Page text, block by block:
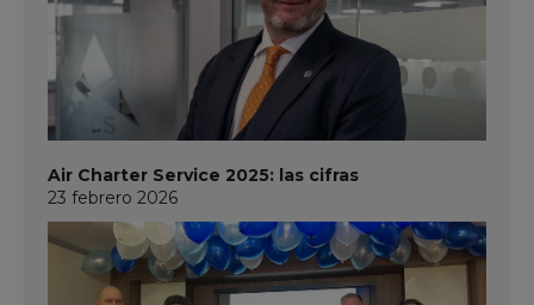
Air Charter Service 2025: las cifras
23 febrero 2026